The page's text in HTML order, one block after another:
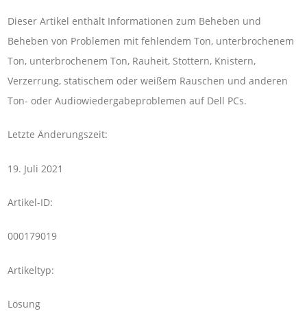
Dieser Artikel enthält Informationen zum Beheben und
Beheben von Problemen mit fehlendem Ton, unterbrochenem
Ton, unterbrochenem Ton, Rauheit, Stottern, Knistern,
Verzerrung, statischem oder weißem Rauschen und anderen
Ton- oder Audiowiedergabeproblemen auf Dell PCs.
Letzte Änderungszeit:
19. Juli 2021
Artikel-ID:
000179019
Artikeltyp:
Lösung